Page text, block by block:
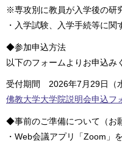
※専攻別に教員が入学後の研
・入学試験、入学手続等に関
◆参加申込方法
以下のフォームよりお申込み
受付期間 2026年7月29日（
佛教大学大学院説明会申込フ
◆事前のご準備について（お
・Web会議アプリ「Zoom」